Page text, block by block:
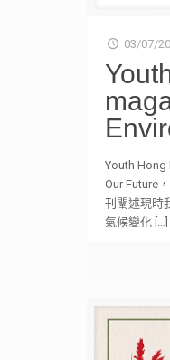
03/07/
Youth Hong
Our Future
刊闡述現時
氣候變化[…]